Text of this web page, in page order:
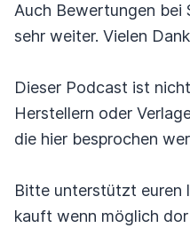
Auch Bewertungen bei
sehr weiter. Vielen
Dieser Podcast ist
Herstellern oder
die hier besprochen
Bitte unterstützt euren
kauft wenn möglich